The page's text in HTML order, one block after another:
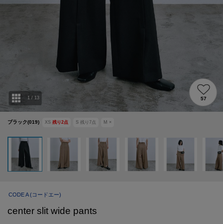
ブラック(019) XS 残り 2点 S 残り 7点 M ×
1 / 13 57
CODE A(コードエー)
center slit wide pants